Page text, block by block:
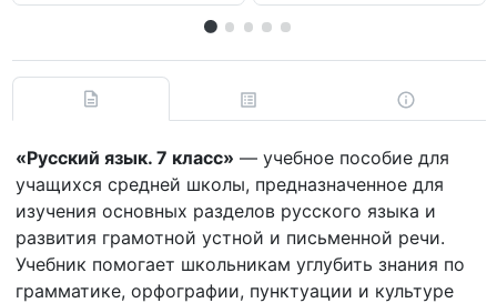
«Русский язык. 7 класс» — учебное пособие для
учащихся средней школы, предназначенное для
изучения основных разделов русского языка и
развития грамотной устной и письменной речи.
Учебник помогает школьникам углубить знания по
грамматике, орфографии, пунктуации и культуре